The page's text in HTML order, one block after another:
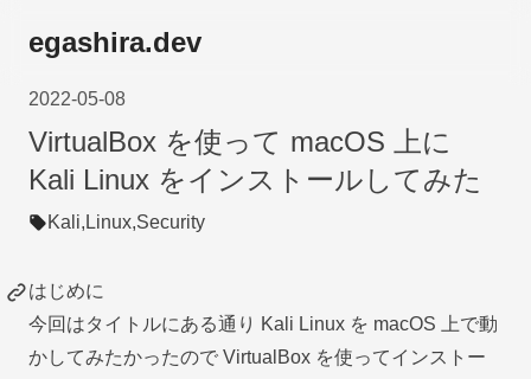
egashira.dev
2022-05-08
VirtualBox を使って macOS 上に
Kali Linux をインストールしてみた
Kali, Linux,Security
はじめに
今回はタイトルにある通り Kali Linux を macOS 上で動
かしてみたかったので VirtualBox を使ってインストー